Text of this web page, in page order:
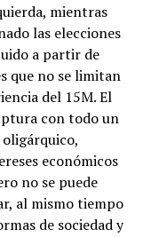
mientras
las elecciones
a partir de
que no se limitan
del 15M. El
con todo un
económicos
no se puede
al mismo tiempo
de sociedad y